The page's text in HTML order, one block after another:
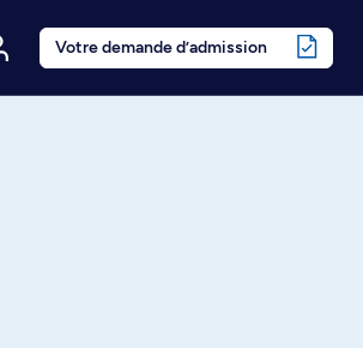
Votre demande d’admission